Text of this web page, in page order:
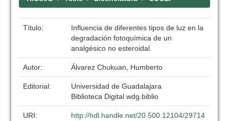
Título:
Influencia de diferentes tipos de luz en la
degradación fotoquímica de un
analgésico no esteroidal.
Autor: Álvarez Chukuan, Humberto
Editorial:
Universidad de Guadalajara
Biblioteca Digital wdg.biblio
URI:
http://hdl.handle.net/20.500.12104/29714